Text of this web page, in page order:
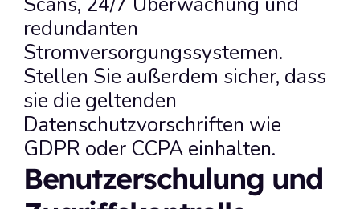
redundanten
Stromversorgungssystemen.
Stellen Sie außerdem sicher, dass
sie die geltenden
Datenschutzvorschriften wie
GDPR oder CCPA einhalten.
Benutzerschulung und